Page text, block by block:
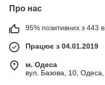
Про нас
95% позитивних з 443
Працює з 04.01.2019
м. Одеса
вул. Базова, 10, Одеса,